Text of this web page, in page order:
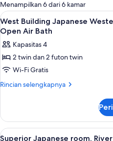
kamar
Menampilkan 6 dari 6 kamar
Lihat
semua
foto
untuk
West
Building
Japanese
Room
with
3
West Building Japanese
Open Air Bath
Kapasitas 4
2 twin dan 2 futon twin
Wi-Fi Gratis
Rincian selengkapnya
Rincian
West
Building
Japanese
Lihat
6
Superior Japanese room,